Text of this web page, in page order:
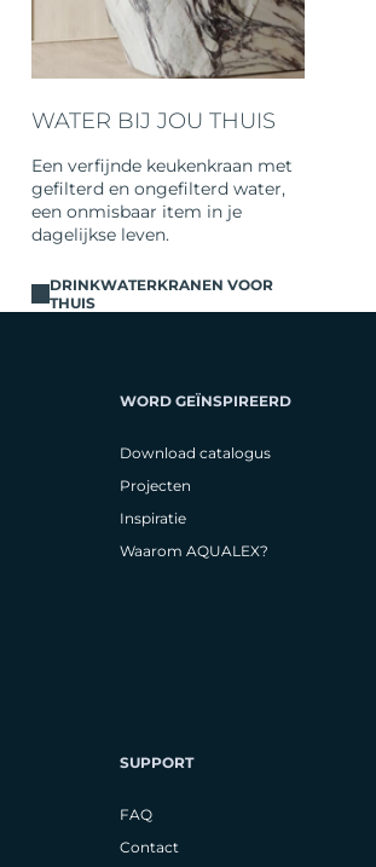
WATER BIJ JOU THUIS
Een verfijnde keukenkraan met
gefilterd en ongefilterd water,
een onmisbaar item in je
dagelijkse leven.
DRINKWATERKRANEN VOOR
THUIS
WORD GEÏNSPIREERD
Download catalogus
Projecten
Inspiratie
Waarom AQUALEX?
SUPPORT
FAQ
Contact